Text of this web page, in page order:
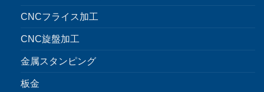
CNCフライス加工
CNC旋盤加工
金属スタンピング
板金